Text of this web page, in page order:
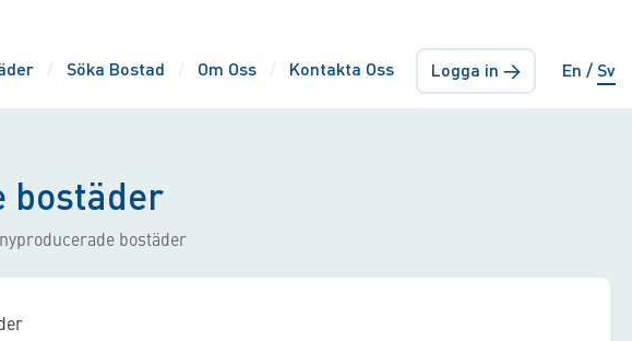
Söka Bostad Om Oss Kontakta Oss Logga in → En Sv
bostäder
bostäder